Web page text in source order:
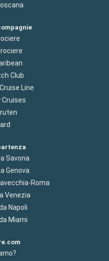
Club
Line
Cruises
Savona
Genova
Roma
Venezia
Napoli
Miami